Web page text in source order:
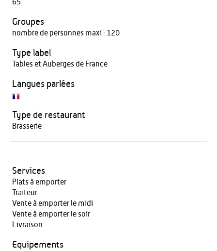
65
Groupes
nombre de personnes maxi : 120
Type label
Tables et Auberges de France
Langues parlées
Type de restaurant
Brasserie
Services
Plats à emporter
Traiteur
Vente à emporter le midi
Vente à emporter le soir
Livraison
Equipements